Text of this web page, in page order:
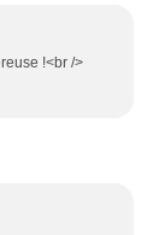
!<br />